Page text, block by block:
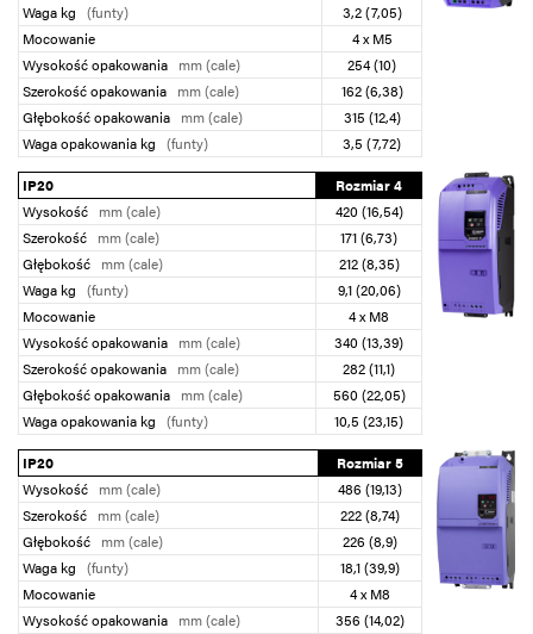
Waga kg (funty)
3,2 (7,05)
Mocowanie
4 x M5
Wysokość opakowania mm (cale)
254 (10)
Szerokość opakowania mm (cale)
162 (6,38)
Głębokość opakowania mm (cale)
315 (12,4)
Waga opakowania kg (funty)
3,5 (7,72)
IP20
Rozmiar 4
Wysokość mm (cale)
420 (16,54)
Szerokość mm (cale)
171 (6,73)
Głębokość mm (cale)
212 (8,35)
Waga kg (funty)
9,1 (20,06)
Mocowanie
4 x M8
Wysokość opakowania mm (cale)
340 (13,39)
Szerokość opakowania mm (cale)
282 (11,1)
Głębokość opakowania mm (cale)
560 (22,05)
Waga opakowania kg (funty)
10,5 (23,15)
IP20
Rozmiar 5
Wysokość mm (cale)
486 (19,13)
Szerokość mm (cale)
222 (8,74)
Głębokość mm (cale)
226 (8,9)
Waga kg (funty)
18,1 (39,9)
Mocowanie
4 x M8
Wysokość opakowania mm (cale)
356 (14,02)